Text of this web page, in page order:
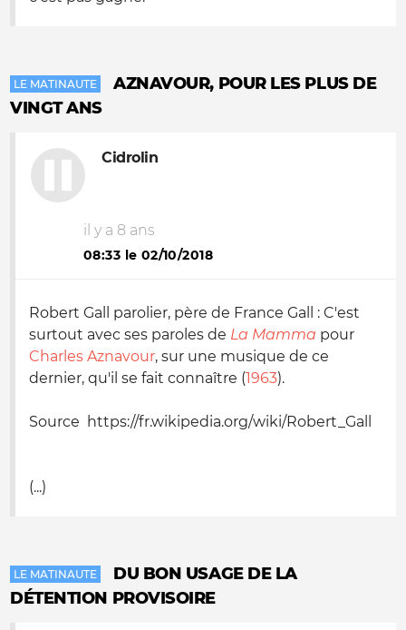
LE MATINAUTE
AZNAVOUR, POUR LES PLUS DE
VINGT ANS
Cidrolin
il y a 8 ans
08:33 le 02/10/2018
Robert Gall parolier, père de France Gall : C'est
surtout avec ses paroles de La Mamma pour
Charles Aznavour, sur une musique de ce
dernier, qu'il se fait connaître (1963).
Source https://fr.wikipedia.org/wiki/Robert_Gall
(...)
LE MATINAUTE
DU BON USAGE DE LA
DÉTENTION PROVISOIRE